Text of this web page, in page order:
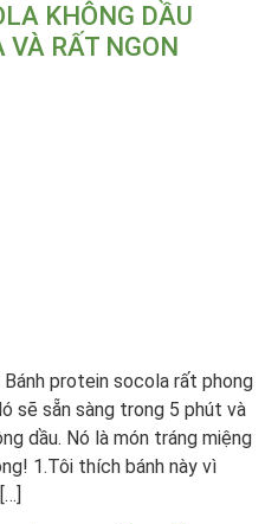
KHÔNG DẦU
RẤT NGON
protein socola rất phong
sẽ sẵn sàng trong 5 phút và
dầu. Nó là món tráng miệng
1.Tôi thích bánh này vì